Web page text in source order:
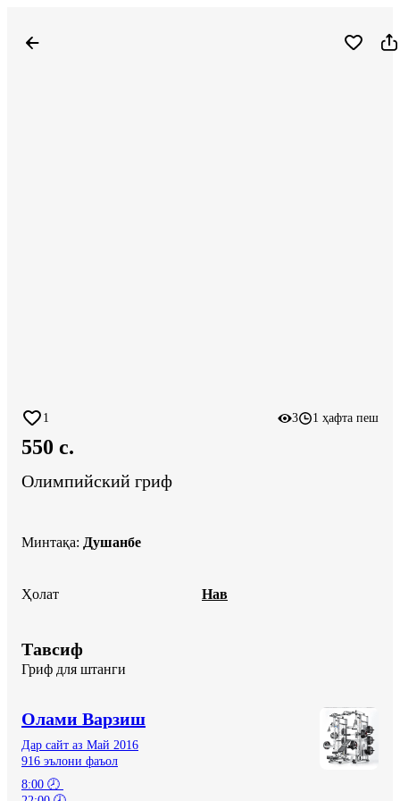
1 3 1 ҳафта пеш
550 c.
Олимпийский гриф
Минтақа: Душанбе
Ҳолат Нав
Тавсиф
Гриф для штанги
Олами Варзиш
Дар сайт аз Май 2016
916 эълони фаъол
8:00 🕗